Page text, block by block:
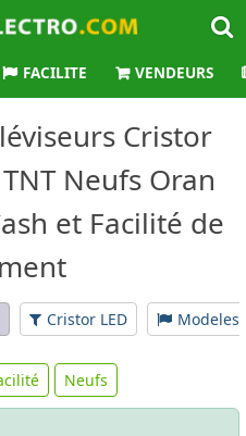
FACILITE VENDEURS
Cristor
Neufs Oran
et Facilité de
Cristor LED Modeles
Neufs